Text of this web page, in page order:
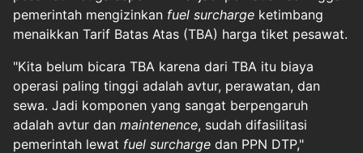
pemerintah mengizinkan fuel surcharge ketimbang
menaikkan Tarif Batas Atas (TBA) harga tiket pesawat.
"Kita belum bicara TBA karena dari TBA itu biaya
operasi paling tinggi adalah avtur, perawatan, dan
sewa. Jadi komponen yang sangat berpengaruh
adalah avtur dan maintenence, sudah difasilitasi
pemerintah lewat fuel surcharge dan PPN DTP,"